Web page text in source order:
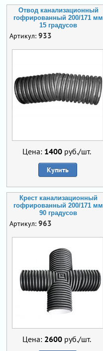
Отвод канализационный
гофрированный 200/171 мм
15 градусов
Артикул: 933
Цена: 1400руб./шт.
Купить
Крест канализационный
гофрированный 200/171 мм
90 градусов
Артикул: 963
Цена: 2600руб./шт.